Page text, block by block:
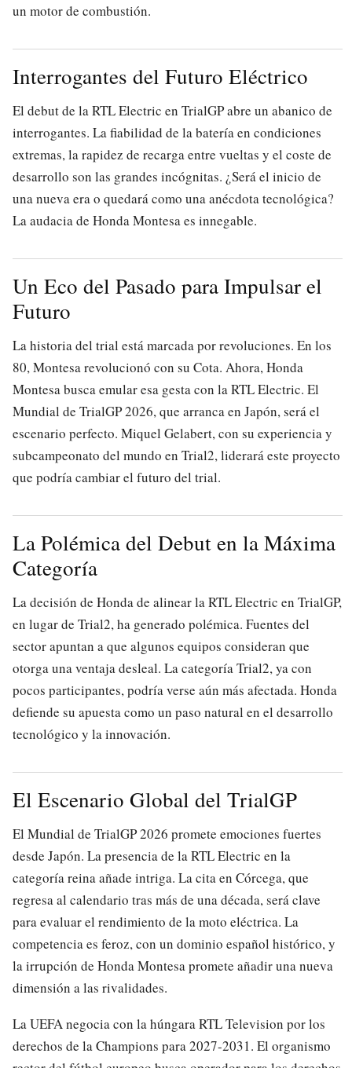
un motor de combustión.
Interrogantes del Futuro Eléctrico
El debut de la RTL Electric en TrialGP abre un abanico de
interrogantes. La fiabilidad de la batería en condiciones
extremas, la rapidez de recarga entre vueltas y el coste de
desarrollo son las grandes incógnitas. ¿Será el inicio de
una nueva era o quedará como una anécdota tecnológica?
La audacia de Honda Montesa es innegable.
Un Eco del Pasado para Impulsar el
Futuro
La historia del trial está marcada por revoluciones. En los
80, Montesa revolucionó con su Cota. Ahora, Honda
Montesa busca emular esa gesta con la RTL Electric. El
Mundial de TrialGP 2026, que arranca en Japón, será el
escenario perfecto. Miquel Gelabert, con su experiencia y
subcampeonato del mundo en Trial2, liderará este proyecto
que podría cambiar el futuro del trial.
La Polémica del Debut en la Máxima
Categoría
La decisión de Honda de alinear la RTL Electric en TrialGP,
en lugar de Trial2, ha generado polémica. Fuentes del
sector apuntan a que algunos equipos consideran que
otorga una ventaja desleal. La categoría Trial2, ya con
pocos participantes, podría verse aún más afectada. Honda
defiende su apuesta como un paso natural en el desarrollo
tecnológico y la innovación.
El Escenario Global del TrialGP
El Mundial de TrialGP 2026 promete emociones fuertes
desde Japón. La presencia de la RTL Electric en la
categoría reina añade intriga. La cita en Córcega, que
regresa al calendario tras más de una década, será clave
para evaluar el rendimiento de la moto eléctrica. La
competencia es feroz, con un dominio español histórico, y
la irrupción de Honda Montesa promete añadir una nueva
dimensión a las rivalidades.
La UEFA negocia con la húngara RTL Television por los
derechos de la Champions para 2027-2031. El organismo